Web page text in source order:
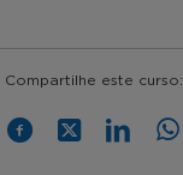
Compartilhe este curso: